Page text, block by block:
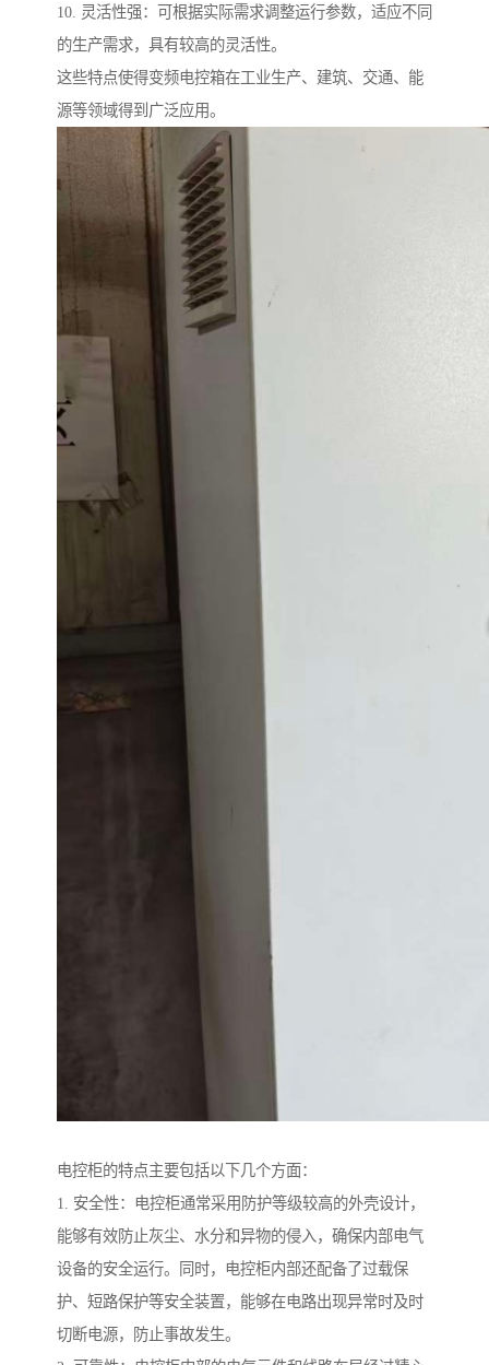
10. 灵活性强：可根据实际需求调整运行参数，适应不同
的生产需求，具有较高的灵活性。
这些特点使得变频电控箱在工业生产、建筑、交通、能
源等领域得到广泛应用。
电控柜的特点主要包括以下几个方面：
1. 安全性：电控柜通常采用防护等级较高的外壳设计，
能够有效防止灰尘、水分和异物的侵入，确保内部电气
设备的安全运行。同时，电控柜内部还配备了过载保
护、短路保护等安全装置，能够在电路出现异常时及时
切断电源，防止事故发生。